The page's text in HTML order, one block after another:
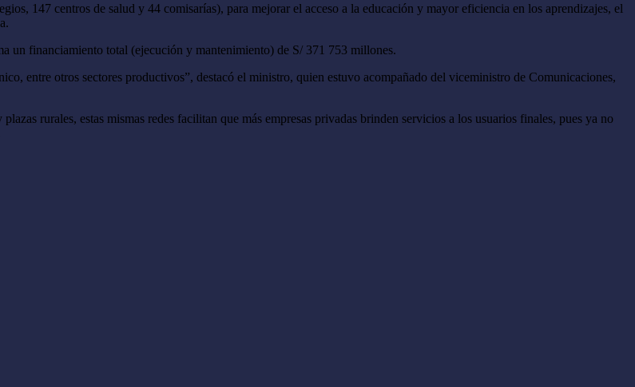
147 centros de salud y 44 comisarías), para mejorar el acceso a la educación y mayor eficiencia en los aprendizajes, el
un financiamiento total (ejecución y mantenimiento) de S/ 371 753 millones.
entre otros sectores productivos”, destacó el ministro, quien estuvo acompañado del viceministro de Comunicaciones,
rurales, estas mismas redes facilitan que más empresas privadas brinden servicios a los usuarios finales, pues ya no